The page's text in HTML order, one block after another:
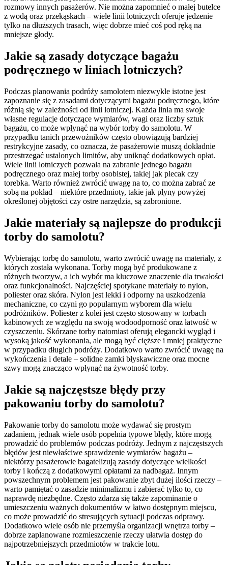
rozmowy innych pasażerów. Nie można zapomnieć o małej butelce
z wodą oraz przekąskach – wiele linii lotniczych oferuje jedzenie
tylko na dłuższych trasach, więc dobrze mieć coś pod ręką na
mniejsze głody.
Jakie są zasady dotyczące bagażu
podręcznego w liniach lotniczych?
Podczas planowania podróży samolotem niezwykle istotne jest
zapoznanie się z zasadami dotyczącymi bagażu podręcznego, które
różnią się w zależności od linii lotniczej. Każda linia ma swoje
własne regulacje dotyczące wymiarów, wagi oraz liczby sztuk
bagażu, co może wpłynąć na wybór torby do samolotu. W
przypadku tanich przewoźników często obowiązują bardziej
restrykcyjne zasady, co oznacza, że pasażerowie muszą dokładnie
przestrzegać ustalonych limitów, aby uniknąć dodatkowych opłat.
Wiele linii lotniczych pozwala na zabranie jednego bagażu
podręcznego oraz małej torby osobistej, takiej jak plecak czy
torebka. Warto również zwrócić uwagę na to, co można zabrać ze
sobą na pokład – niektóre przedmioty, takie jak płyny powyżej
określonej objętości czy ostre narzędzia, są zabronione.
Jakie materiały są najlepsze do produkcji
torby do samolotu?
Wybierając torbę do samolotu, warto zwrócić uwagę na materiały, z
których została wykonana. Torby mogą być produkowane z
różnych tworzyw, a ich wybór ma kluczowe znaczenie dla trwałości
oraz funkcjonalności. Najczęściej spotykane materiały to nylon,
poliester oraz skóra. Nylon jest lekki i odporny na uszkodzenia
mechaniczne, co czyni go popularnym wyborem dla wielu
podróżników. Poliester z kolei jest często stosowany w torbach
kabinowych ze względu na swoją wodoodporność oraz łatwość w
czyszczeniu. Skórzane torby natomiast oferują elegancki wygląd i
wysoką jakość wykonania, ale mogą być cięższe i mniej praktyczne
w przypadku długich podróży. Dodatkowo warto zwrócić uwagę na
wykończenia i detale – solidne zamki błyskawiczne oraz mocne
szwy mogą znacząco wpłynąć na żywotność torby.
Jakie są najczęstsze błędy przy
pakowaniu torby do samolotu?
Pakowanie torby do samolotu może wydawać się prostym
zadaniem, jednak wiele osób popełnia typowe błędy, które mogą
prowadzić do problemów podczas podróży. Jednym z najczęstszych
błędów jest niewłaściwe sprawdzenie wymiarów bagażu –
niektórzy pasażerowie bagatelizują zasady dotyczące wielkości
torby i kończą z dodatkowymi opłatami za nadbagaż. Innym
powszechnym problemem jest pakowanie zbyt dużej ilości rzeczy –
warto pamiętać o zasadzie minimalizmu i zabierać tylko to, co
naprawdę niezbędne. Często zdarza się także zapominanie o
umieszczeniu ważnych dokumentów w łatwo dostępnym miejscu,
co może prowadzić do stresujących sytuacji podczas odprawy.
Dodatkowo wiele osób nie przemyśla organizacji wnętrza torby –
dobrze zaplanowane rozmieszczenie rzeczy ułatwia dostęp do
najpotrzebniejszych przedmiotów w trakcie lotu.